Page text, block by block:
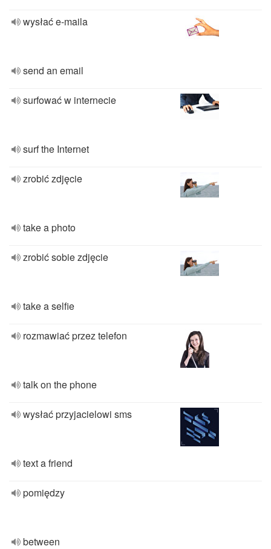
wysłać e-maila
send an email
surfować w internecie
surf the Internet
zrobić zdjęcie
take a photo
zrobić sobie zdjęcie
take a selfie
rozmawiać przez telefon
talk on the phone
wysłać przyjacielowi sms
text a friend
pomiędzy
between